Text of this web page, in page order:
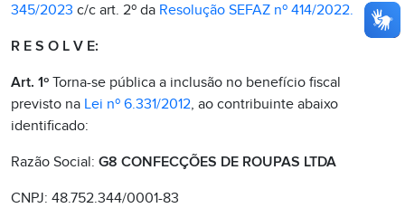
345/2023 c/c art. 2º da Resolução SEFAZ nº 414/2022.
R E S O L V E:
Art. 1º Torna-se pública a inclusão no benefício fiscal
previsto na Lei nº 6.331/2012, ao contribuinte abaixo
identificado:
Razão Social: G8 CONFECÇÕES DE ROUPAS LTDA
CNPJ: 48.752.344/0001-83